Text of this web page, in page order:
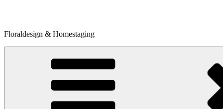
Floraldesign & Homestaging